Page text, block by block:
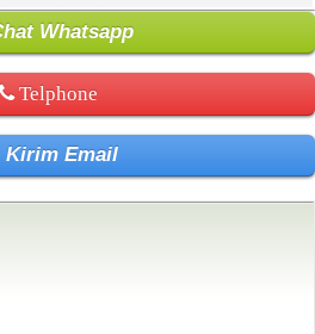
Whatsapp
Telphone
Kirim Email